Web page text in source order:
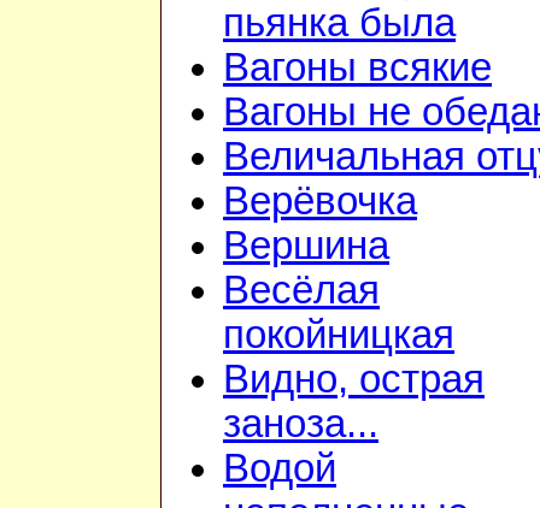
пьянка была
Вагоны всякие
Вагоны не
Величальная
Верёвочка
Вершина
Весёлая
покойницкая
Видно, острая
заноза...
Водой